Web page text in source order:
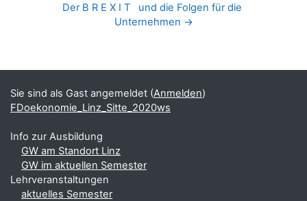
Der B R E X I T   und die Folgen für die
Unternehmen →
Ergänzungsblöcke
Sie sind als Gast angemeldet (Anmelden)
FDoekonomie_Linz_Sitte_2020ws
Info zur Ausbildung
GW am Standort Linz
GW im aktuellen Semester
Lehrveranstaltungen
aktuelles Semester